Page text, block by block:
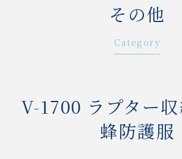
その他
Category
V-1700 ラプター
蜂防護服